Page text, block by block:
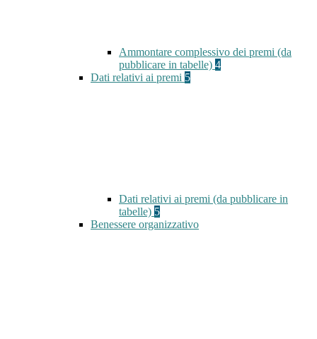
Ammontare complessivo dei premi (da
pubblicare in tabelle) 4
Dati relativi ai premi 5
Dati relativi ai premi (da pubblicare in
tabelle) 5
Benessere organizzativo